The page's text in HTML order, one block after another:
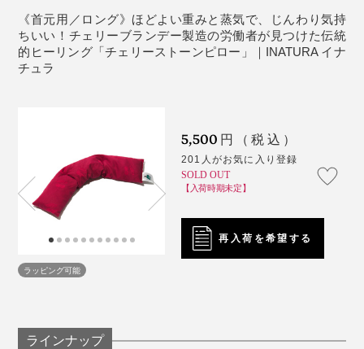
仕事の合間やリラックスタイムに、手放せなくなる心地
よさです。
本品は、首や肩を包み込むように温められる細長い形状
この表情、ホンモノの反応です（笑）
「寝違えてしまって首が痛い」と訴えていた撮影モデル
をしてくれて、笑ってしまいました。
します。
※洗剤を使用する場合はよくすすぎ、使用前までに完全に乾かしてくださ
い。
※乾燥は機械を使用せず、自然乾燥をおすすめします。
※チェリー種の独特な香りが気になる場合は、お湯洗いが有効です。
※アロマスプレーをご使用になる場合は、アロマの成分が加熱に向いていな
い、熱くなりすぎてしまう恐れがあるので、香り付けした手拭いなどをピ
《首元用／ロング》ほどよい重みと蒸気で、じんわり気持
ちいい！チェリーブランデー製造の労働者が見つけた伝統
的ヒーリング「チェリーストーンピロー」｜INATURA イナ
チュラ
ラッピング可能
5,500 円（税込）
201人がお気に入り登録
SOLD OUT
【入荷時期未定】
再入荷を希望する
ラインナップ